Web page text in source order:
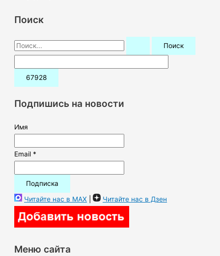
Поиск
П
о
и
:Подпишись на новости
Имя
Email *
Читайте нас в MAX | Читайте нас в Дзен
Меню сайта